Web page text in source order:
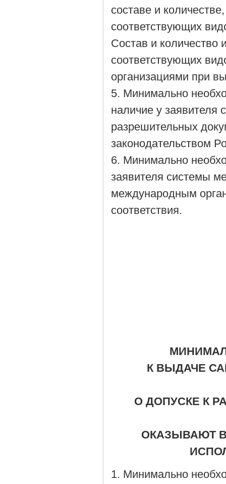
составе и
соответствующих
Состав и
соответствующих
организациями при
5. Минимально
наличие у заявителя
разрешительных
законодательством
6. Минимально
заявителя системы
международным
соответствия.
К ВЫДАЧЕ
О ДОПУСКЕ К
ОКАЗЫВАЮТ
1. Минимально